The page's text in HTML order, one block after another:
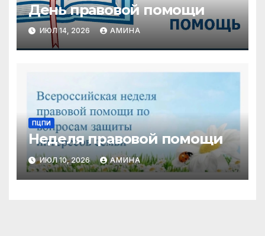
День правовой помощи
ИЮЛ 14, 2026 АМИНА
ПЦПИ
Неделя правовой помощи
ИЮЛ 10, 2026 АМИНА